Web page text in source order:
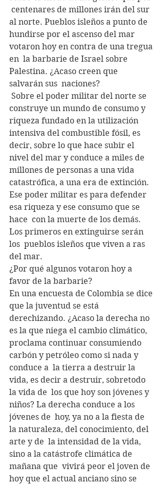
centenares de millones irán del sur
al norte. Pueblos isleños a punto de
hundirse por el ascenso del mar
votaron hoy en contra de una tregua
en  la barbarie de Israel sobre
Palestina. ¿Acaso creen que
salvarán sus  naciones?
construye un mundo de consumo y
riqueza fundado en la utilización
intensiva del combustible fósil, es
decir, sobre lo que hace subir el
nivel del mar y conduce a miles de
millones de personas a una vida
catastrófica, a una era de extinción.
Ese poder militar es para defender
esa riqueza y ese consumo que se
hace  con la muerte de los demás.
Los primeros en extinguirse serán
los  pueblos isleños que viven a ras
del mar.
¿Por qué algunos votaron hoy a
favor de la barbarie?
En una encuesta de Colombia se dice
que la juventud se está
derechizando. ¿Acaso la derecha no
es la que niega el cambio climático,
proclama continuar consumiendo
carbón y petróleo como si nada y
conduce a  la tierra a destruir la
vida, es decir a destruir, sobretodo
la vida de  los que hoy son jóvenes y
niños? La derecha conduce a los
jóvenes de  hoy, ya no a la fiesta de
la naturaleza, del conocimiento, del
arte y de  la intensidad de la vida,
sino a la catástrofe climática de
mañana que  vivirá peor el joven de
hoy que el actual anciano sino se